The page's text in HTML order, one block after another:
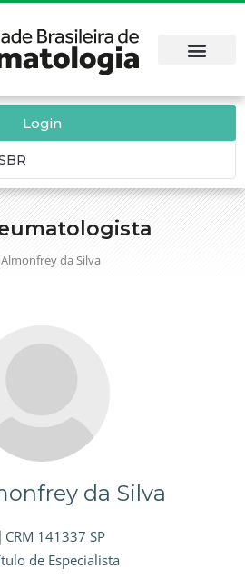
da Silva
Login
da Silva
CRM 141337 SP
de Especialista